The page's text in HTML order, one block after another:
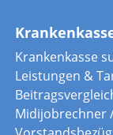
Krankenkasse
Leistungen &
Midijobrechner